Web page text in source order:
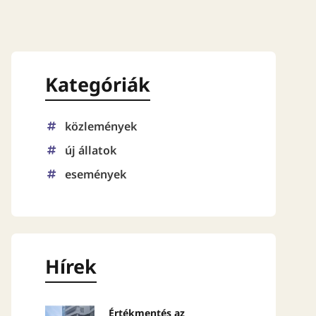
Kategóriák
közlemények
új állatok
események
Hírek
Értékmentés az